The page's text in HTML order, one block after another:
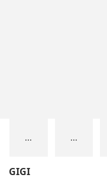
... ...
GIGI